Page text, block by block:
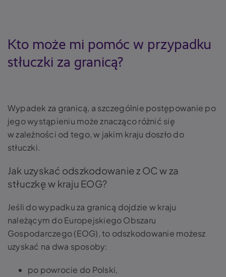
Kto może mi pomóc w przypadku
stłuczki za granicą?
Wypadek za granicą, a szczególnie postępowanie po
jego wystąpieniu może znacząco różnić się
w zależności od tego, w jakim kraju doszło do
stłuczki.
Jak uzyskać odszkodowanie z OC w za
stłuczkę w kraju EOG?
Jeśli do wypadku za granicą dojdzie w kraju
należącym do Europejskiego Obszaru
Gospodarczego (EOG), to odszkodowanie możesz
uzyskać na dwa sposoby:
po powrocie do Polski,